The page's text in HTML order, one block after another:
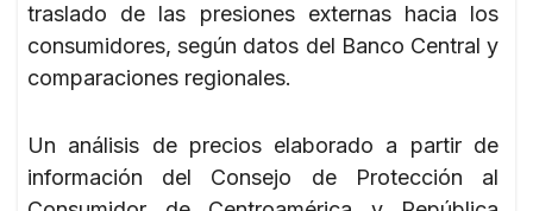
traslado de las presiones externas hacia los
consumidores, según datos del Banco Central y
comparaciones regionales.
Un análisis de precios elaborado a partir de
información del Consejo de Protección al